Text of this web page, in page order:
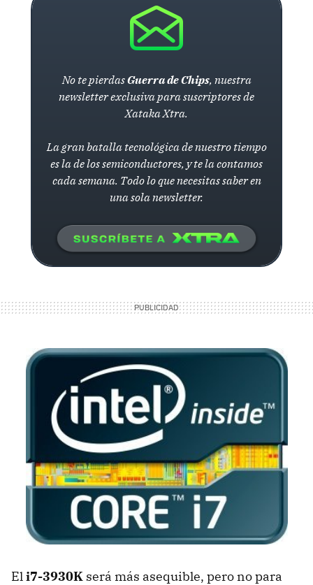
No te pierdasGuerra de Chips, nuestra
newsletter exclusiva para suscriptores de
Xataka Xtra.
La gran batalla tecnológica de nuestro tiempo
es la de los semiconductores, y te la contamos
cada semana. Todo lo que necesitas saber en
una sola newsletter.
Eli7-3930K será más asequible, pero no para